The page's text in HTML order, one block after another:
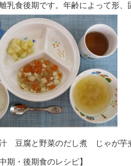
離乳食後期です。年齢によって形
豆腐と野菜のだし煮 じゃが芋
期・後期食のレシピ】